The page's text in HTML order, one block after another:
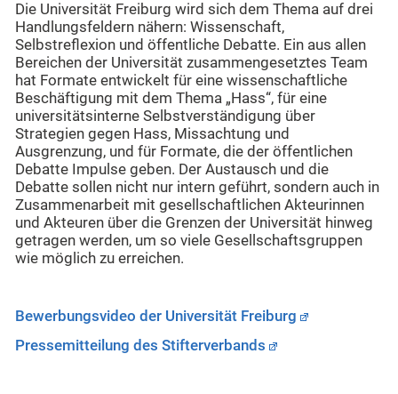
Die Universität Freiburg wird sich dem Thema auf drei
Handlungsfeldern nähern: Wissenschaft,
Selbstreflexion und öffentliche Debatte. Ein aus allen
Bereichen der Universität zusammengesetztes Team
hat Formate entwickelt für eine wissenschaftliche
Beschäftigung mit dem Thema „Hass“, für eine
universitätsinterne Selbstverständigung über
Strategien gegen Hass, Missachtung und
Ausgrenzung, und für Formate, die der öffentlichen
Debatte Impulse geben. Der Austausch und die
Debatte sollen nicht nur intern geführt, sondern auch in
Zusammenarbeit mit gesellschaftlichen Akteurinnen
und Akteuren über die Grenzen der Universität hinweg
getragen werden, um so viele Gesellschaftsgruppen
wie möglich zu erreichen.
Bewerbungsvideo der Universität Freiburg
Pressemitteilung des Stifterverbands